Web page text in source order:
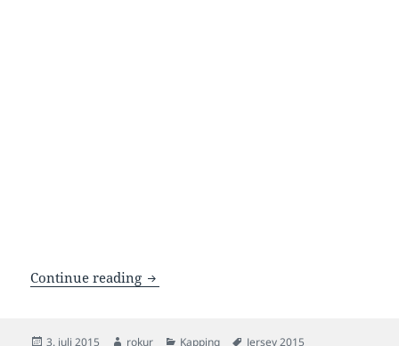
Continue reading Fjórðu finalur á Jersey 2015
Posted
3. juli 2015 Author
rokur Categories
Kapping Tags
Jersey 2015